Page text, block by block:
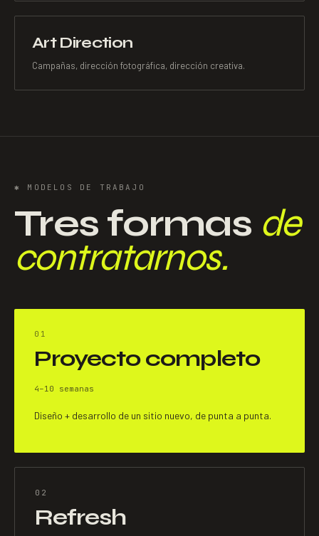
Art Direction
Campañas, dirección fotográfica, dirección creativa.
✱ MODELOS DE TRABAJO
Tres formas de
contratarnos.
01
Proyecto completo
4–10 semanas
Diseño + desarrollo de un sitio nuevo, de punta a punta.
02
Refresh